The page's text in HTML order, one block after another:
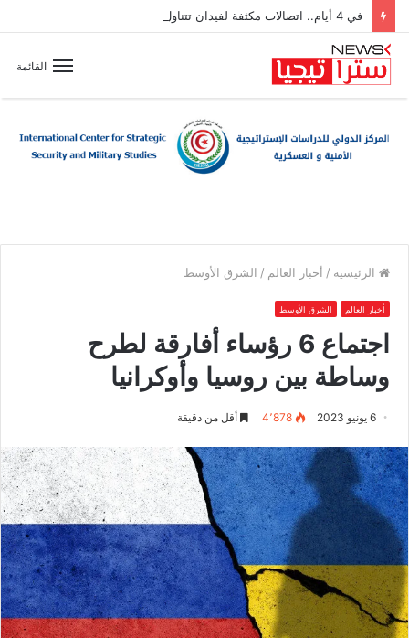
القائمة
الرئيسية / أخبار العالم / الشرق الأوسط
أخبار العالم الشرق الأوسط
اجتماع 6 رؤساء أفارقة لطرح
وساطة بين روسيا وأوكرانيا
6 يونيو 2023 4٬878 أقل من دقيقة